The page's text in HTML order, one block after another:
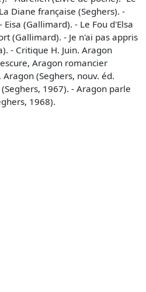
Diane française (Seghers). -
Eisa (Gallimard). - Le Fou d'Elsa
(Gallimard). - Je n'ai pas appris
- Critique H. Juin. Aragon
Aragon romancier
(Seghers, nouv. éd.
1967). - Aragon parle
1968).